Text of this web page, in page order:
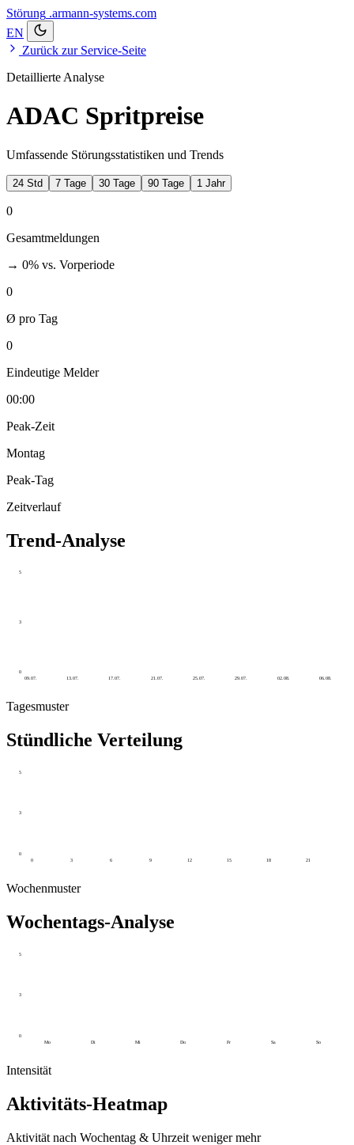
Störung .armann-systems.com
EN
Zurück zur Service-Seite
Detaillierte Analyse
ADAC Spritpreise
Umfassende Störungsstatistiken und Trends
24 Std 7 Tage 30 Tage 90 Tage 1 Jahr
0
Gesamtmeldungen
→ 0% vs. Vorperiode
0
Ø pro Tag
0
Eindeutige Melder
00:00
Peak-Zeit
Montag
Peak-Tag
Zeitverlauf
Trend-Analyse
0
3
5
09.07. 13.07. 17.07. 21.07. 25.07. 29.07. 02.08. 06.08.
Tagesmuster
Stündliche Verteilung
0
3
5
0 3 6 9 12 15 18 21
Wochenmuster
Wochentags-Analyse
0
3
5
Mo Di Mi Do Fr Sa So
Intensität
Aktivitäts-Heatmap
Aktivität nach Wochentag & Uhrzeit wenigermehr